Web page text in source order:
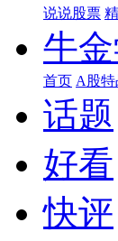
说说股票
牛
首页 A股
话题
好看
快评